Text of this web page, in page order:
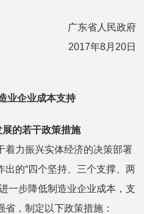
广东省人民政府
2017年8月20日
业企业成本支持
的若干政策措施
力振兴实体经济的决策部署
的“四个坚持、三个支撑、两
一步降低制造业企业成本，支
，制定以下政策措施：